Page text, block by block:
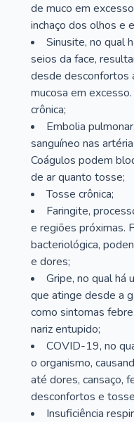
de muco em
inchaço dos olhos e
Sinusite, no qual
seios da face,
desde desconfortos
mucosa em
crônica;
Embolia
sanguíneo nas
Coágulos podem
de ar quanto tosse;
Tosse crônica;
Faringite,
e regiões próximas.
bacteriológica,
e dores;
Gripe, no qual há
que atinge desde a
como sintomas
nariz entupido;
COVID-19, no
o organismo,
até dores, cansaço,
desconfortos e
Insuficiência